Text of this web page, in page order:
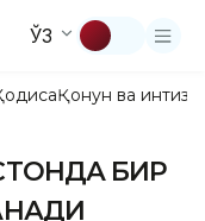
ЎЗ
Қонун ва
БИР